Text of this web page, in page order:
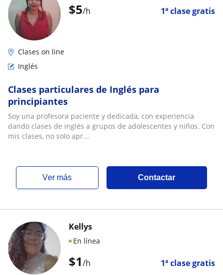
$5/h 1ª clase gratis
Clases on line
Inglés
Clases particulares de Inglés para
principiantes
Soy una profesora paciente y dedicada, con experiencia
dando clases de inglés a grupos de adolescentes y niños. Con
mis clases, no solo apr...
ver más Contactar
$1/h 1ª clase gratis
Kellys
En línea